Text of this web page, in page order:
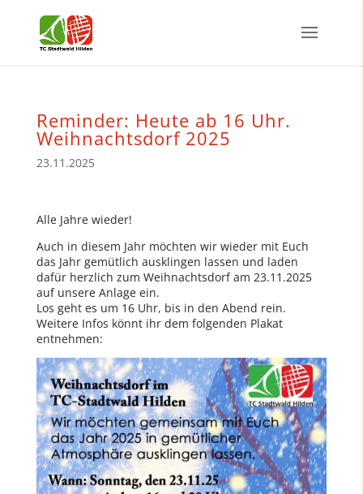
Reminder: Heute ab 16 Uhr.
Weihnachtsdorf 2025
23.11.2025
Alle Jahre wieder!
Auch in diesem Jahr möchten wir wieder mit Euch
das Jahr gemütlich ausklingen lassen und laden
dafür herzlich zum Weihnachtsdorf am 23.11.2025
auf unsere Anlage ein.
Los geht es um 16 Uhr, bis in den Abend rein.
Weitere Infos könnt ihr dem folgenden Plakat
entnehmen: